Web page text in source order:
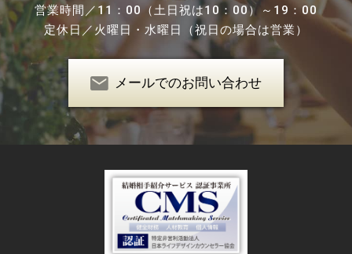
営業時間／ 11：00（土日祝は10：00）～19：00
定休日／火曜日・水曜日（祝日の場合は営業）
メールでのお問い合わせ